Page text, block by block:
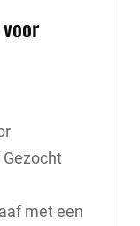
Gezocht
met een